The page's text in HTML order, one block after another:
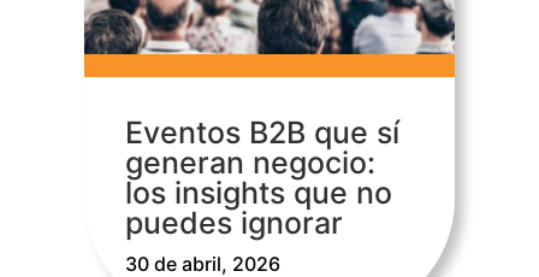
Eventos B2B que sí
generan negocio:
los insights que no
puedes ignorar
30 de abril, 2026